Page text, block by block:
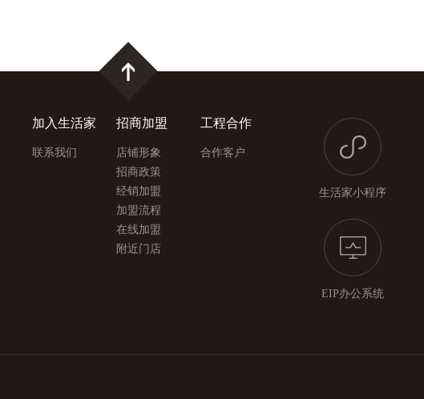
生活家小程序
EIP办公系统
加入生活家
联系我们
招商加盟
店铺形象
招商政策
经销加盟
加盟流程
在线加盟
附近门店
工程合作
合作客户